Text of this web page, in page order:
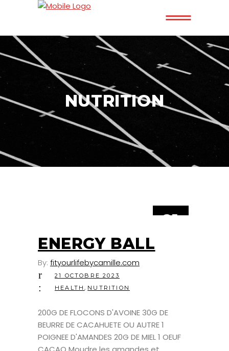
NUTRITION
21
ENERGY BALL
By: fityourlifebycamille.com
21 OCTOBRE 2023
HEALTH , NUTRITION
200G DE FLOCONS D'AVOINE 30G DE
BEURRE DE CACAHUETE OU AUTRE 1
POIGNEE D'AMANDES 20G DE MIEL 1 OEUF